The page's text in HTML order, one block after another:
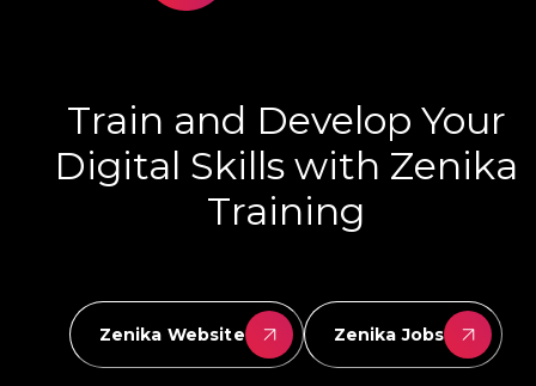
Train and Develop Your
Digital Skills with Zenika
Training
Zenika Website Zenika Jobs